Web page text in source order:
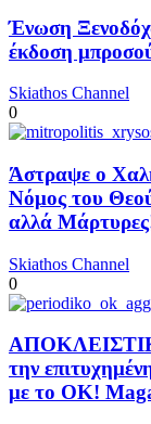
Ένωση
έκδοση
Skiathos Channel
0
Άστραψε ο
Νόμος του
αλλά
Skiathos Channel
0
την
με το OK!